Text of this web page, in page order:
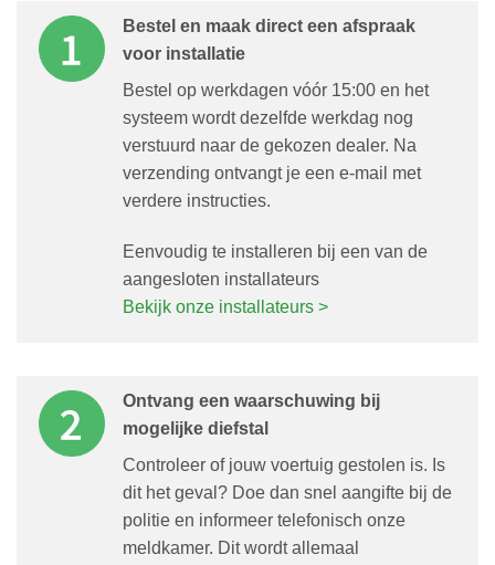
Bestel en maak direct een afspraak
voor installatie
Bestel op werkdagen vóór 15:00 en het
systeem wordt dezelfde werkdag nog
verstuurd naar de gekozen dealer. Na
verzending ontvangt je een e-mail met
verdere instructies.
Eenvoudig te installeren bij een van de
aangesloten installateurs
Bekijk onze installateurs >
Ontvang een waarschuwing bij
mogelijke diefstal
Controleer of jouw voertuig gestolen is. Is
dit het geval? Doe dan snel aangifte bij de
politie en informeer telefonisch onze
meldkamer. Dit wordt allemaal